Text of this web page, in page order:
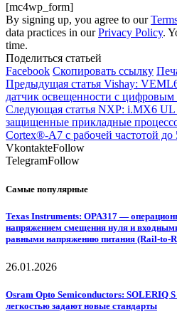
[mc4wp_form]
By signing up, you agree to our
data practices in ourPrivacy Policy.
time.
Поделиться статьей
Facebook Скопировать ссылку
Предыдущая статья Vishay:
датчик освещенности с
Следующая статья NXP: i.MX6
защищенные прикладные
Cortex®-A7 с рабочей частотой
VkontakteFollow
TelegramFollow
Самые популярные
Texas Instruments: OPA317 —
напряжением смещения нуля и
равными напряжению питания (Rail-to-
26.01.2026
Osram Opto Semiconductors: SOLERIQ
легкостью задают новые стандарты